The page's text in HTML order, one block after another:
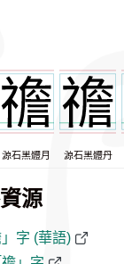
源石黑體月 源石黑體丹
源
字 (華語)